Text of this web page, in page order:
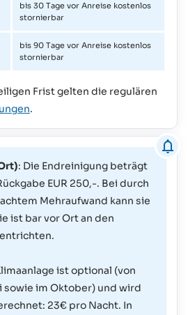
bis 30 Tage vor Anreise kostenlos
stornierbar
bis 90 Tage vor Anreise kostenlos
stornierbar
Frist gelten die regulären
.
: Die Endreinigung beträgt
EUR 250,-. Bei durch
Mehraufwand kann sie
ist bar vor Ort an den
ist optional (von
sowie im Oktober) und wird
23€ pro Nacht. In